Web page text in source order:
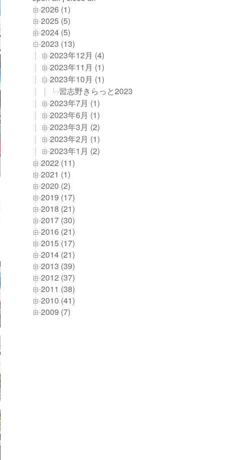
2026 (1)
2025 (5)
2024 (5)
2023 (13)
2023年12月 (4)
2023年11月 (1)
2023年10月 (1)
習志野きらっと2023
2023年7月 (1)
2023年6月 (1)
2023年3月 (2)
2023年2月 (1)
2023年1月 (2)
2022 (11)
2021 (1)
2020 (2)
2019 (17)
2018 (21)
2017 (30)
2016 (21)
2015 (17)
2014 (21)
2013 (39)
2012 (37)
2011 (38)
2010 (41)
2009 (7)